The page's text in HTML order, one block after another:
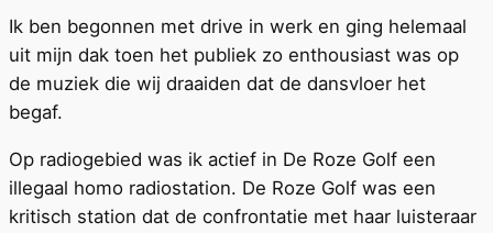
Ik ben begonnen met drive in werk en ging helemaal
uit mijn dak toen het publiek zo enthousiast was op
de muziek die wij draaiden dat de dansvloer het
begaf.
Op radiogebied was ik actief in De Roze Golf een
illegaal homo radiostation. De Roze Golf was een
kritisch station dat de confrontatie met haar luisteraar